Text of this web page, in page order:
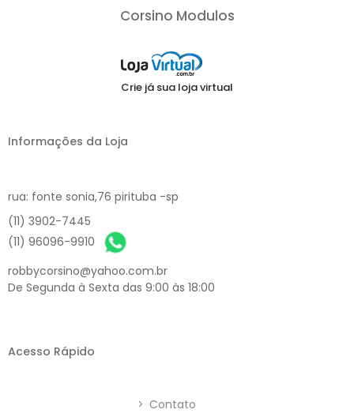
Corsino Modulos
Crie já sua loja virtual
Informações da Loja
rua: fonte sonia,76 pirituba -sp
(11) 3902-7445
(11) 96096-9910
robbycorsino@yahoo.com.br
De Segunda à Sexta das 9:00 às 18:00
Acesso Rápido
> Contato